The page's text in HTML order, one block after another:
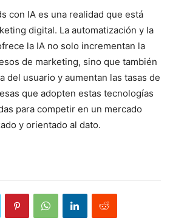
con IA es una realidad que está
digital. La automatización y la
la IA no solo incrementan la
de marketing, sino que también
del usuario y aumentan las tasas de
que adopten estas tecnologías
para competir en un mercado
y orientado al dato.